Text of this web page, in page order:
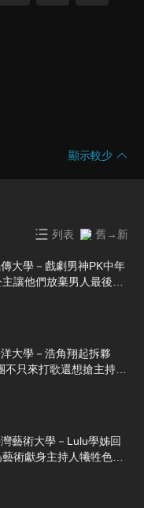
顯示較少
列表 舊→新
大學－戲劇男神PK中年
讓他們放棄男人最後尊
大學－浩角翔起拆夥
不只來打歌還想搶主持人
藝術大學－Lulu學姊回
術獻身主持人犧牲色